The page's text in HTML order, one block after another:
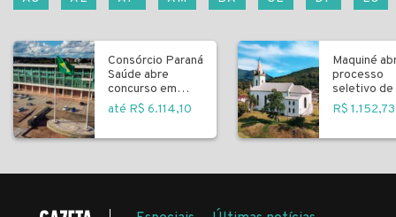
Consórcio Paraná
Saúde abre
concurso em
Curitiba
até R$ 6.114,10
Maquiné
processo
seletivo de
R$ 1.152,73